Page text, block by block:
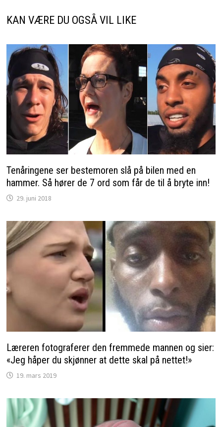
KAN VÆRE DU OGSÅ VIL LIKE
Tenåringene ser bestemoren slå på bilen med en
hammer. Så hører de 7 ord som får de til å bryte inn!
29. juni 2018
Læreren fotograferer den fremmede mannen og sier:
«Jeg håper du skjønner at dette skal på nettet!»
19. mars 2019